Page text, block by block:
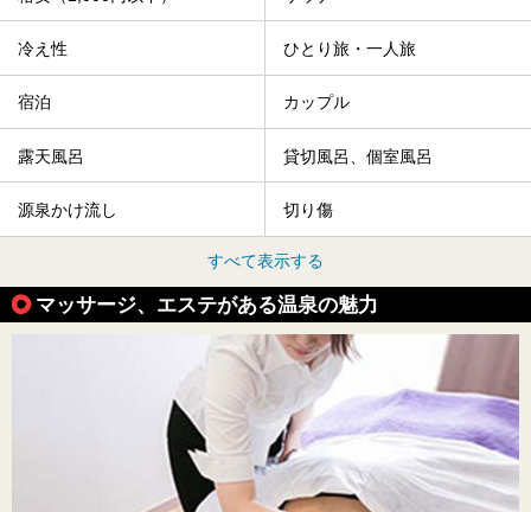
冷え性 ひとり旅・一人旅
宿泊 カップル
露天風呂 貸切風呂、個室風呂
源泉かけ流し 切り傷
すべて表示する
マッサージ、エステがある温泉の魅力